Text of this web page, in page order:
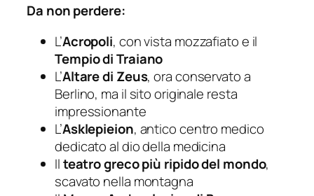
Da non perdere:
L’Acropoli, con vista mozzafiato e il
Tempio di Traiano
L’Altare di Zeus, ora conservato a
Berlino, ma il sito originale resta
impressionante
L’Asklepieion, antico centro medico
dedicato al dio della medicina
Ilteatro greco più ripido del mondo,
scavato nella montagna